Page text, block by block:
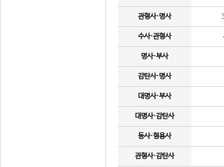
관형사·명사
수사·관형사
명사·부사
감탄사·명사
대명사·부사
대명사·감탄사
동사·형용사
관형사·감탄사